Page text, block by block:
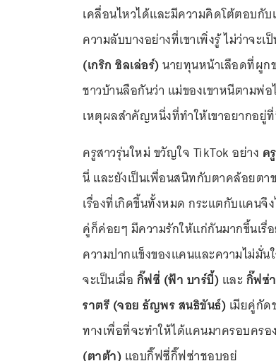
เคลื่อนไหวได้และมีความคิดโต้ตอบกั
ความลับบางอย่างที่เขาเพิ่งรู้ ไม่ว่าจะ
(เกริก ชิลเล่อร์)นายทุนหน้าเลือดที่ผูก
ชาวบ้านลือกันว่า แม่ของเขาหนีตาม
เหตุผลสำคัญหนึ่งที่ทำให้เขาอยากอยู่ที่
ครูสาวรุ่นใหม่ ขวัญใจ TikTok อย่าง ค
นี่ และยังเป็นเพื่อนสนิทกับตาคล้อยต
เรื่องที่เกิดขึ้นทั้งหมด กระแตกับแคน
คู่ก็ค่อยๆ มีความรักให้แก่กันมากขึ้นเ
ความปากแข็งของแคนและความไม่มั่
จะเป็นเมื่อ กิ๊ฟซี่ (ฟ้า บาร์บี้) และกิ๊ฟซ่
ราตรี (จอย ธัญพร สนธิขันธ์) เมียคู่กั
ทางเพื่อที่จะทำให้ได้แคนมาครอบคร
(ตาต้า) แอบกิ๊ฟซี่กิ๊ฟซ่าชอบอยู่